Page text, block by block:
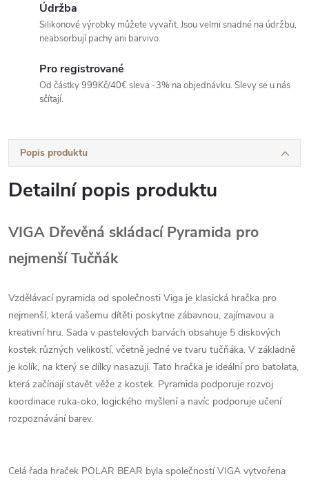
Údržba
Silikonové výrobky můžete vyvařit. Jsou velmi snadné na údržbu,
neabsorbují pachy ani barvivo.
Pro registrované
Od částky 999Kč/40€ sleva -3% na objednávku. Slevy se u nás
sčítají.
Popis produktu
Detailní popis produktu
VIGA Dřevěná skládací Pyramida pro
nejmenší Tučňák
Vzdělávací pyramida od společnosti Viga je klasická hračka pro
nejmenší, která vašemu dítěti poskytne zábavnou, zajímavou a
kreativní hru. Sada v pastelových barvách obsahuje 5 diskových
kostek různých velikostí, včetně jedné ve tvaru tučňáka. V základně
je kolík, na který se dílky nasazují. Tato hračka je ideální pro batolata,
která začínají stavět věže z kostek. Pyramida podporuje rozvoj
koordinace ruka-oko, logického myšlení a navíc podporuje učení
rozpoznávání barev.
Celá řada hraček POLAR BEAR byla společností VIGA vytvořena